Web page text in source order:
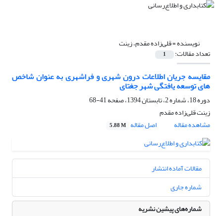
نویسنده =قلی‌زاده مقدم، زینت
تعداد مقالات: 1
مقایسه جریان اطلاعات درون شهری و فراشهری به عنوان شاخص
های توسعه یافتگی شهر جغتای
دوره 18، شماره 2، تابستان 1394، صفحه
41-68
زینت قلی‌زاده مقدم
مشاهده مقاله
اصل مقاله 5.88 M
مقالات آماده انتشار
شماره جاری
شماره‌های پیشین نشریه